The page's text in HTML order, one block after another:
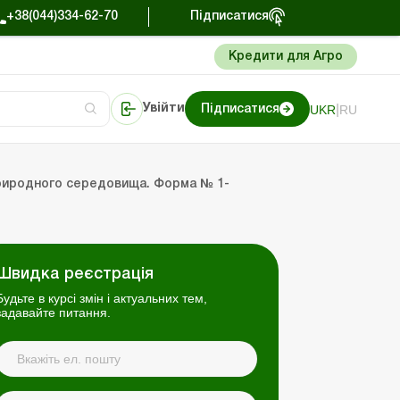
+38(044)334-62-70 Підписатися
Кредити для Агро
Увійти Підписатися UKR RU
середовища. Форма № 1-
реєстрація
в курсі змін і актуальних тем,
питання.